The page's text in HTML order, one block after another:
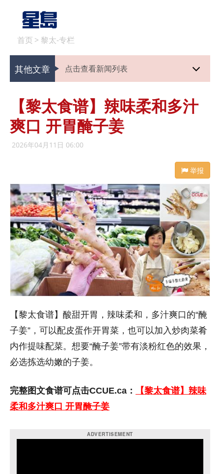
首页 > 黎太-专栏
其他文章 点击查看新闻列表
【黎太食谱】辣味柔和多汁
爽口 开胃醃子姜
2026年04月11日 06:00
举报
【黎太食谱】酸甜开胃，辣味柔和，多汁爽口的“醃
子姜”，可以配皮蛋作开胃菜，也可以加入炒肉菜肴
内作提味配菜。想要“醃子姜”带有淡粉红色的效果，
必选拣选幼嫩的子姜。
完整图文食谱可点击CCUE.ca：
【黎太食谱】辣味
柔和多汁爽口 开胃醃子姜